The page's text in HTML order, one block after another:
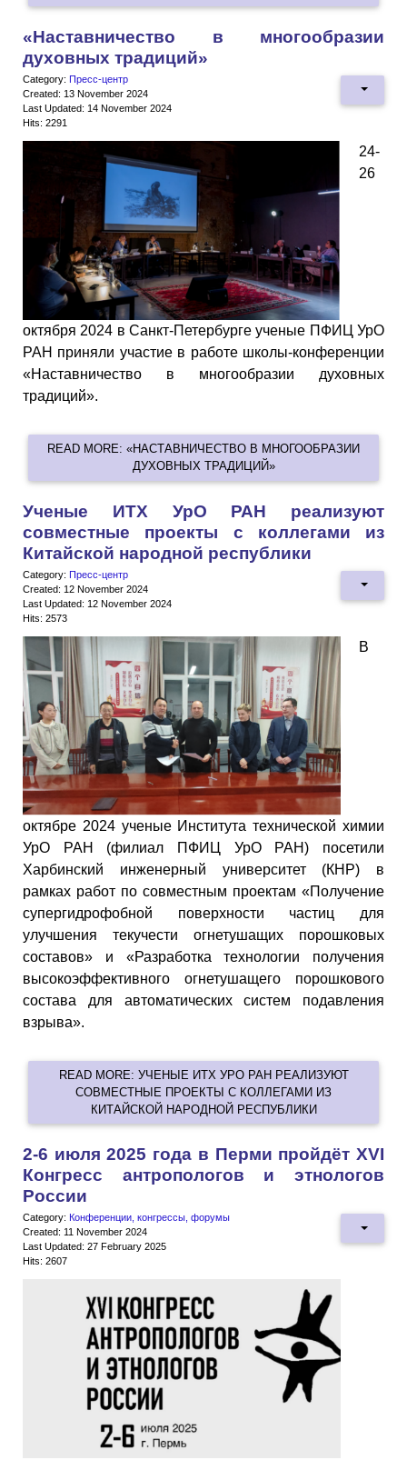
«Наставничество в многообразии
духовных традиций»
Category: Пресс-центр
Created: 13 November 2024
Last Updated: 14 November 2024
Hits: 2291
24-
26
октября 2024 в Санкт-Петербурге ученые ПФИЦ УрО
РАН приняли участие в работе школы-конференции
«Наставничество в многообразии духовных
традиций».
READ MORE: «НАСТАВНИЧЕСТВО В МНОГООБРАЗИИ
ДУХОВНЫХ ТРАДИЦИЙ»
Ученые ИТХ УрО РАН реализуют
совместные проекты с коллегами из
Китайской народной республики
Category: Пресс-центр
Created: 12 November 2024
Last Updated: 12 November 2024
Hits: 2573
В
октябре 2024 ученые Института технической химии
УрО РАН (филиал ПФИЦ УрО РАН) посетили
Харбинский инженерный университет (КНР) в
рамках работ по совместным проектам «Получение
супергидрофобной поверхности частиц для
улучшения текучести огнетушащих порошковых
составов» и «Разработка технологии получения
высокоэффективного огнетушащего порошкового
состава для автоматических систем подавления
взрыва».
READ MORE: УЧЕНЫЕ ИТХ УРО РАН РЕАЛИЗУЮТ
СОВМЕСТНЫЕ ПРОЕКТЫ С КОЛЛЕГАМИ ИЗ
КИТАЙСКОЙ НАРОДНОЙ РЕСПУБЛИКИ
2-6 июля 2025 года в Перми пройдёт XVI
Конгресс антропологов и этнологов
России
Category: Конференции, конгрессы, форумы
Created: 11 November 2024
Last Updated: 27 February 2025
Hits: 2607